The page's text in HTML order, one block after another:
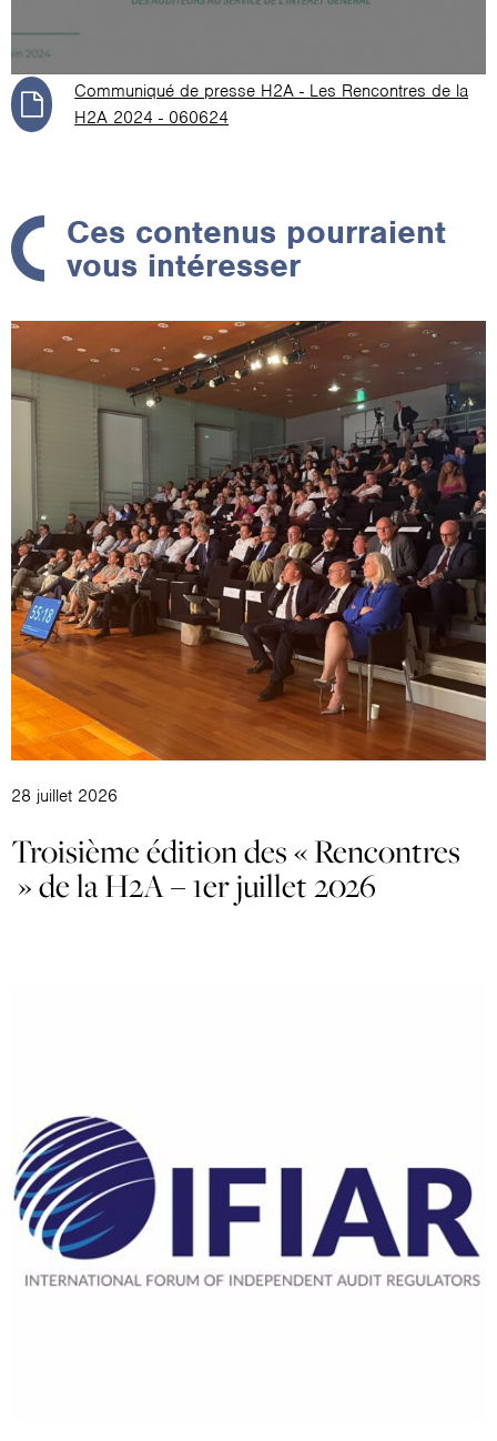
Communiqué de presse H2A - Les Rencontres de la
H2A 2024 - 060624
Ces contenus pourraient
vous intéresser
28 juillet 2026
Troisième édition des « Rencontres
» de la H2A – 1er juillet 2026